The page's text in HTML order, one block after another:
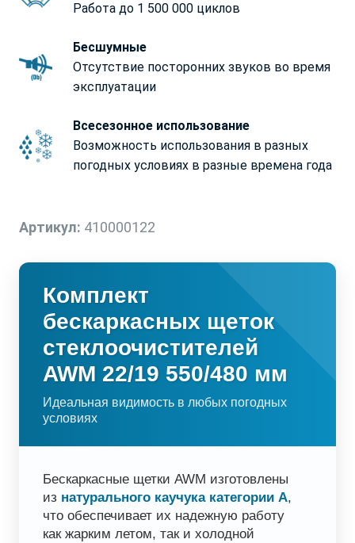
Работа до 1 500 000 циклов
Бесшумные
Отсутствие посторонних звуков во время
эксплуатации
Всесезонное использование
Возможность использования в разных
погодных условиях в разные времена года
Артикул: 410000122
Комплект
бескаркасных щеток
стеклоочистителей
AWM 22/19 550/480 мм
Идеальная видимость в любых погодных
условиях
Бескаркасные щетки AWM изготовлены
из натурального каучука категории А,
что обеспечивает их надежную работу
как жарким летом, так и холодной